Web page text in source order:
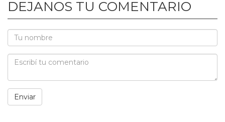
DEJANOS TU COMENTARIO